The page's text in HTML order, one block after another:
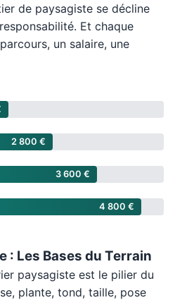
de paysagiste se décline
Et chaque
un salaire, une
2 800 €
3 600 €
4 800 €
: Les Bases du Terrain
paysagiste est le pilier du
plante, tond, taille, pose